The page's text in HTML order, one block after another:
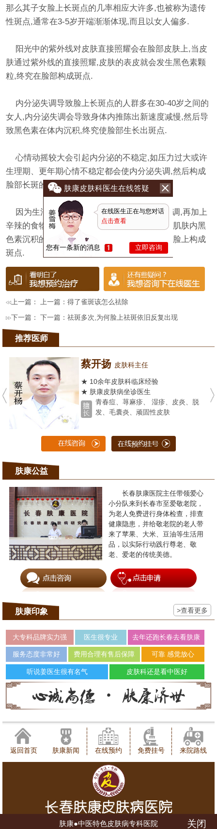
那么其子女脸上长斑点的几率相应大许多,也被称为遗传
性斑点,通常在3-5岁开端渐渐体现,而且以女人偏多.
阳光中的紫外线对皮肤直接照耀会在脸部皮肤上,当皮
肤通过紫外线的直接照耀,皮肤的表皮就会发生黑色素颗
粒,终究在脸部构成斑点.
内分泌失调导致脸上长斑点的人群多在30-40岁之间的
女人,内分泌失调会导致身体内推陈出新速度减慢,然后导
致黑色素在体内沉积,终究使脸部生长出斑点.
心情动摇较大会引起内分泌的不稳定,如压力过大或许
生理期、更年期心情不稳定都会使内分泌失调,然后构成
脸部长斑的情况.
因为生活习惯的不规则会导致身体内分泌失调,再加上
辛辣的食物以及熬夜等不良生活习惯,都是加重肌肤内黑
色素沉积的重要因素,黑色素在脸部沉积终究在脸上构成
斑点.
上一篇： 上一篇：得了雀斑该怎么祛除
下一篇： 下一篇：祛斑多次,为何脸上祛斑依旧反复出现
推荐医师
蔡开扬 皮肤科主任
★ 10余年皮肤科临床经验
★ 肤康皮肤病坐诊医生
青春痘、荨麻疹、 湿疹、皮炎、脱
发、毛囊炎、顽固性皮肤
肤康公益
长春肤康医院主任带领爱心
小分队来到长春市至爱敬老院，
为老人免费进行身体检查，排查
健康隐患，并给敬老院的老人带
来了苹果、大米、豆油等生活用
品，以实际行动践行尊老、敬
老、爱老的传统美德。
肤康印象 >查看更多
大专科品牌实力强 医生很专业 去年还跑长春去看肤康
服务态度非常好 费用合理有售后保障 可靠 感觉放心
听说姜医生很有名气 皮肤科还是看中医好
返回首页 肤康新闻 在线预约 免费挂号 来院路线
肤康皮肤科医生在线答疑
在线医生正在与您对话
点击查看
您有一条新的消息 立即咨询
肤康●中医特色皮肤病专科医院 关闭